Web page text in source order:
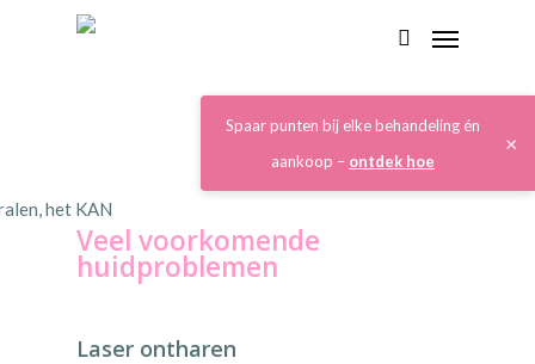
Veel voorkomende
huidproblemen
Laser ontharen
Spaar punten bij elke behandeling én
aankoop – ontdek hoe
×